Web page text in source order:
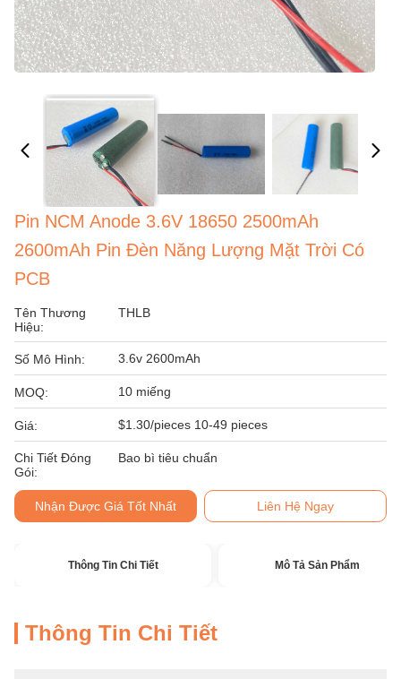
Pin NCM Anode 3.6V 18650 2500mAh
2600mAh Pin Đèn Năng Lượng Mặt Trời Có
PCB
Tên Thương
Hiệu:
THLB
Số Mô Hình: 3.6v 2600mAh
MOQ: 10 miếng
Giá: $1.30/pieces 10-49 pieces
Chi Tiết Đóng
Gói:
Bao bì tiêu chuẩn
Nhận Được Giá Tốt Nhất Liên Hệ Ngay
Thông Tin Chi Tiết Mô Tả Sản Phẩm
Thông Tin Chi Tiết